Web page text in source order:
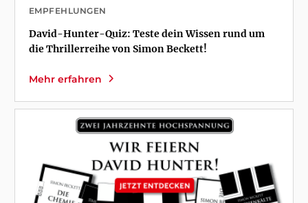
EMPFEHLUNGEN
David-Hunter-Quiz: Teste dein Wissen rund um
die Thrillerreihe von Simon Beckett!
Mehr erfahren